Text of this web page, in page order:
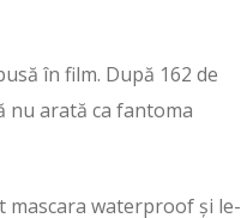
în film. După 162 de
nu arată ca fantoma
mascara waterproof și le-